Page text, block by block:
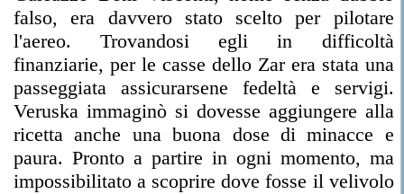
falso, era davvero stato scelto per pilotare
l'aereo. Trovandosi egli in difficoltà
finanziarie, per le casse dello Zar era stata una
passeggiata assicurarsene fedeltà e servigi.
Veruska immaginò si dovesse aggiungere alla
ricetta anche una buona dose di minacce e
paura. Pronto a partire in ogni momento, ma
impossibilitato a scoprire dove fosse il velivolo